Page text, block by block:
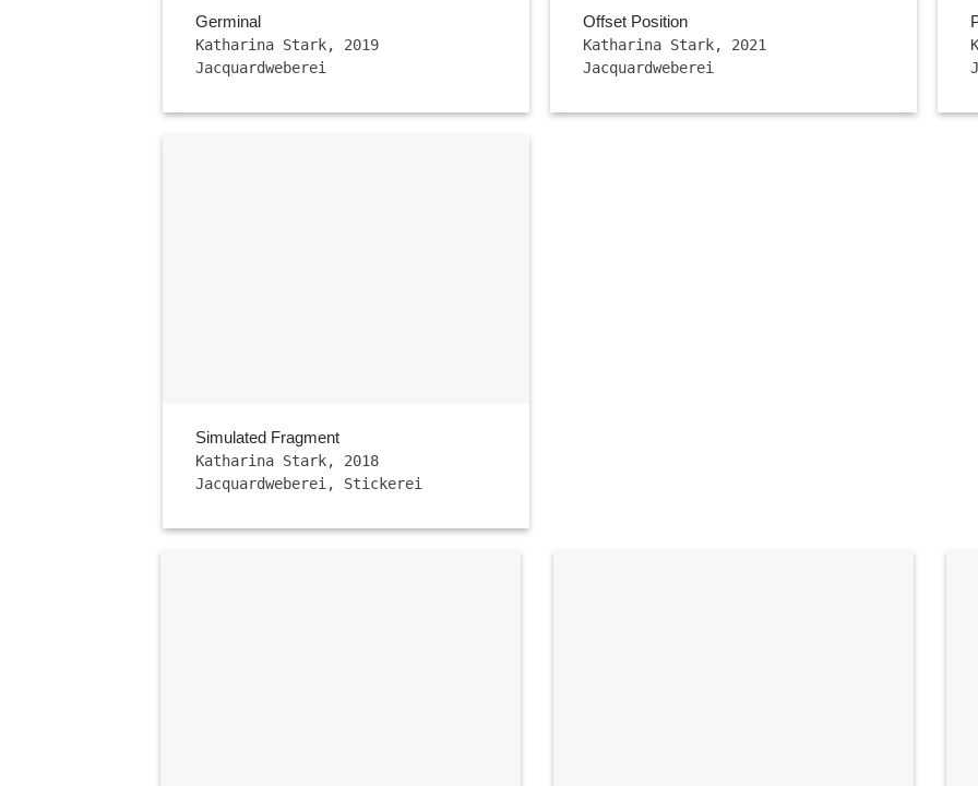
Germinal
Katharina Stark, 2019
Jacquardweberei
Offset Position
Katharina Stark, 2021
Jacquardweberei
Simulated Fragment
Katharina Stark, 2018
Jacquardweberei, Stickerei